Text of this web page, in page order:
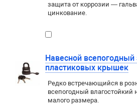
защита от коррозии —
цинкование.
Навесной
пластиковых крышек
Редко встречающийся в
всепогодный влагостойкий
малого размера.